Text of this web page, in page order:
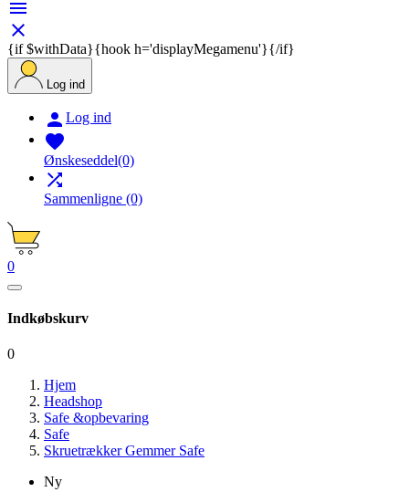


{if $withData}{hook h='displayMegamenu'}{/if}
Log ind
 Log ind

Ønskeseddel(0)

Sammenligne (0)
0
Indkøbskurv
0
Hjem
Headshop
Safe &opbevaring
Safe
Skruetrækker Gemmer Safe
Ny